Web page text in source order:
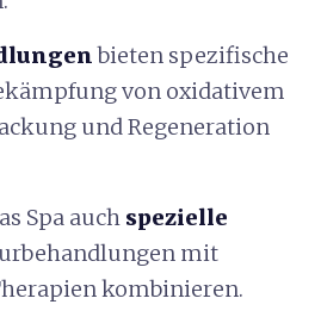
bieten spezifische
von oxidativem
und Regeneration
Spa auch spezielle
mit
kombinieren.